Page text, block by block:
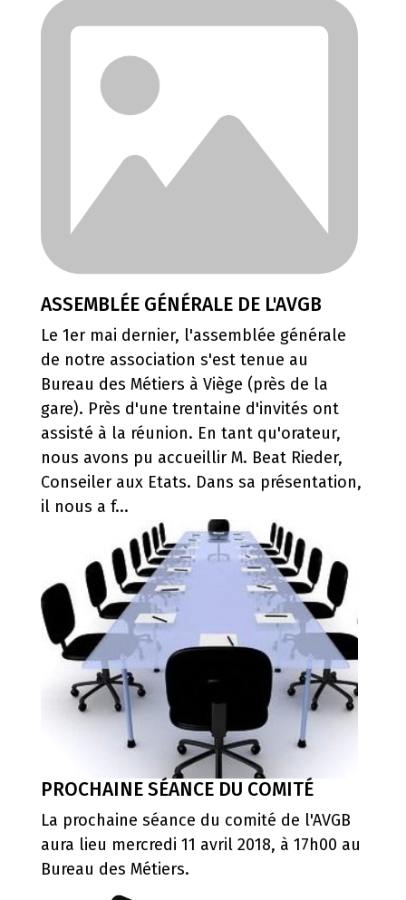
ASSEMBLÉE GÉNÉRALE DE L'AVGB
Le 1er mai dernier, l'assemblée générale
de notre association s'est tenue au
Bureau des Métiers à Viège (près de la
gare). Près d'une trentaine d'invités ont
assisté à la réunion. En tant qu'orateur,
nous avons pu accueillir M. Beat Rieder,
Conseiler aux Etats. Dans sa présentation,
il nous a f...
PROCHAINE SÉANCE DU COMITÉ
La prochaine séance du comité de l'AVGB
aura lieu mercredi 11 avril 2018, à 17h00 au
Bureau des Métiers.